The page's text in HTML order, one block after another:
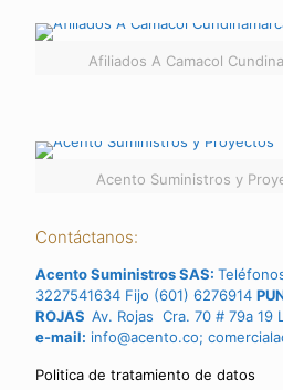
Afiliados A Camacol
Acento Suministros y
Contáctanos:
Acento Suministros SAS:
3227541634 Fijo (601) 6276914
ROJAS Av. Rojas Cra. 70 # 79a 19
e-mail: info@acento.co;
Politica de tratamiento de datos